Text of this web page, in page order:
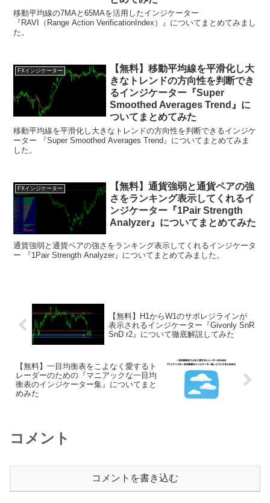
移動平均線の7MAと65MAを活用したインジケーター
『RAVI（Range Action VerificationIndex）』についてまとめてみまし
た。
FXインジケーター
【無料】移動平均線を平滑化し大
きなトレンドの方向性を判断でき
るインジケーター『Super
Smoothed Averages Trend』に
ついてまとめてみた
移動平均線を平滑化し大きなトレンドの方向性を判断できるインジケ
ーター 『Super Smoothed Averages Trend』についてまとめてみま
した。
FXインジケーター
【無料】通貨強弱と通貨ペアの強
さをランキング表示してくれるイ
ンジケーター『1Pair Strength
Analyzer』についてまとめてみた
通貨強弱と通貨ペアの強さをランキング表示してくれるインジケータ
ー 『1Pair Strength Analyzer』についてまとめてみました。
【無料】H1からW1のサポレジラインが
表示されるインジケーター『Givonly SnR
SnD r2』について徹底解説してみた
【無料】一目均衡表をこよなく愛するト
レーダーのための『マニアックな一目均
衡表のインジケーター集』についてまと
めみた
コメント
コメントを書き込む